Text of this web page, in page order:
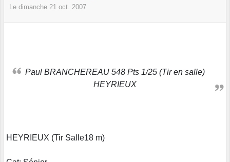
Le dimanche 21 oct. 2007
Paul BRANCHEREAU 548 Pts 1/25 (Tir en salle)
HEYRIEUX
HEYRIEUX (Tir Salle18 m)